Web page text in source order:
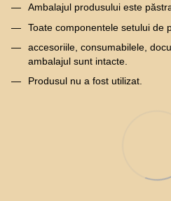
Ambalajul produsului este
Toate componentele setului de
accesoriile, consumabilele,
ambalajul sunt intacte.
Produsul nu a fost utilizat.